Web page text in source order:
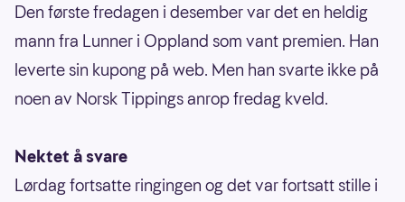
Den første fredagen i desember var det en heldig
mann fra Lunner i Oppland som vant premien. Han
leverte sin kupong på web. Men han svarte ikke på
noen av Norsk Tippings anrop fredag kveld.
Nektet å svare
Lørdag fortsatte ringingen og det var fortsatt stille i